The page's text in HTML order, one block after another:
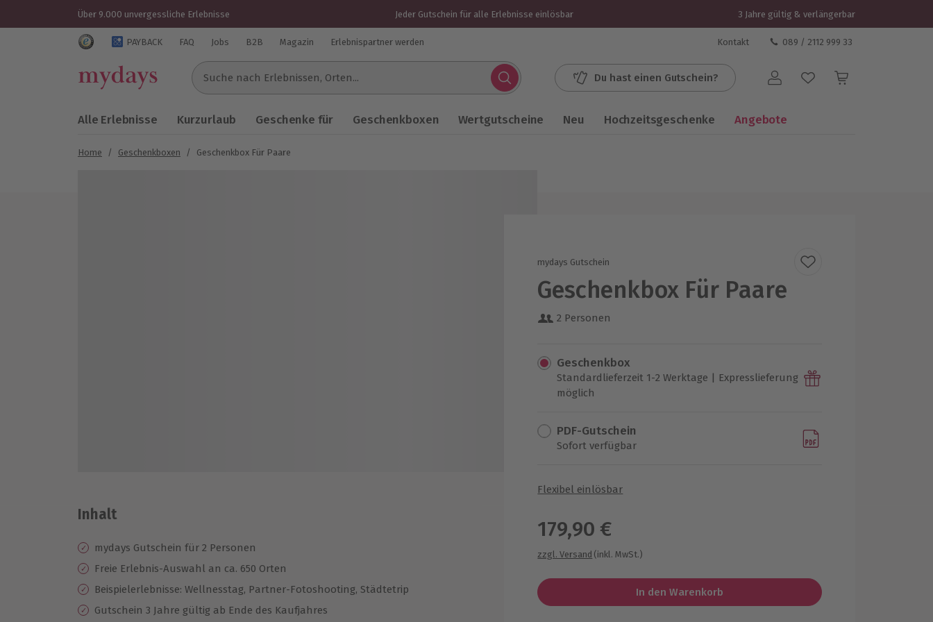
Über 9.000 unvergessliche Erlebnisse Jeder Gutschein für alle Erlebnisse einlösbar 3 Jahre gültig & verlängerbar
Trustedshops Bewertungen für mydays.de
PAYBACK FAQ Jobs B2B Magazin Erlebnispartner werden Kontakt 089 / 2112 999 33
Suche nach Erlebnissen...
Du hast einen Gutschein? Benutzerkonto
Alle Erlebnisse Kurzurlaub Geschenke für Geschenkboxen Wertgutscheine Neu Hochzeitsgeschenke Angebote
Home / Geschenkboxen / Geschenkbox Für Paare
mydays Gutschein
Geschenkbox Für Paare
2 Personen
Geschenkbox
Standardlieferzeit 1-2 Werktage | Expresslieferung
möglich
PDF-Gutschein
Sofort verfügbar
Flexibel einlösbar
179,90 €
zzgl. Versand (inkl. MwSt.)
In den Warenkorb
Inhalt
mydays Gutschein für 2 Personen
Freie Erlebnis-Auswahl an ca. 650 Orten
Beispielerlebnisse: Wellnesstag, Partner-Fotoshooting, Städtetrip
Gutschein 3 Jahre gültig ab Ende des Kaufjahres